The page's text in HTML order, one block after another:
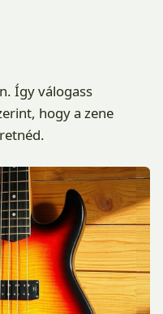
Így válogass
hogy a zene